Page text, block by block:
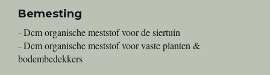
Bemesting
- Dcm organische meststof voor de siertuin
- Dcm organische meststof voor vaste planten &
bodembedekkers